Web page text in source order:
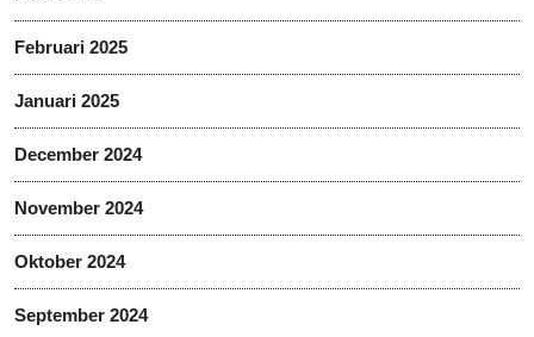
Februari 2025
Januari 2025
December 2024
November 2024
Oktober 2024
September 2024